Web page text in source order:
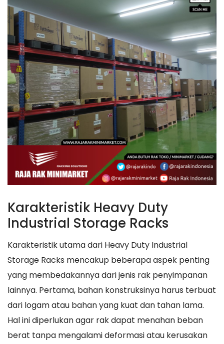
Karakteristik Heavy Duty
Industrial Storage Racks
Karakteristik utama dari Heavy Duty Industrial
Storage Racks mencakup beberapa aspek penting
yang membedakannya dari jenis rak penyimpanan
lainnya. Pertama, bahan konstruksinya harus terbuat
dari logam atau bahan yang kuat dan tahan lama.
Hal ini diperlukan agar rak dapat menahan beban
berat tanpa mengalami deformasi atau kerusakan